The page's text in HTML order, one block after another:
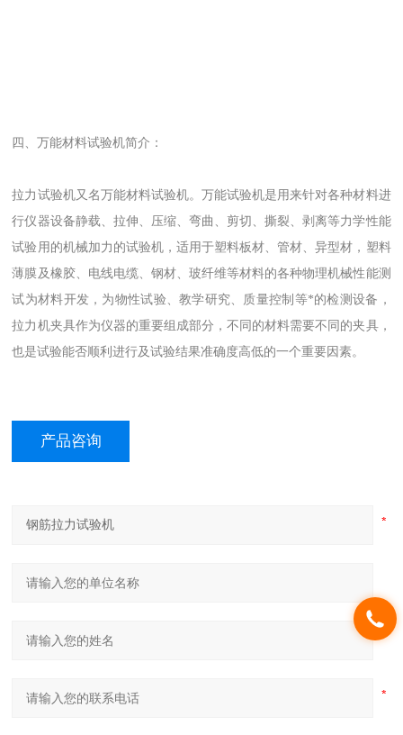
四、万能材料试验机简介：
拉力试验机又名万能材料试验机。万能试验机是用来针对各种材料进
行仪器设备静载、拉伸、压缩、弯曲、剪切、撕裂、剥离等力学性能
试验用的机械加力的试验机，适用于塑料板材、管材、异型材，塑料
薄膜及橡胶、电线电缆、钢材、玻纤维等材料的各种物理机械性能测
试为材料开发，为物性试验、教学研究、质量控制等*的检测设备，
拉力机夹具作为仪器的重要组成部分，不同的材料需要不同的夹具，
也是试验能否顺利进行及试验结果准确度高低的一个重要因素。
产品咨询